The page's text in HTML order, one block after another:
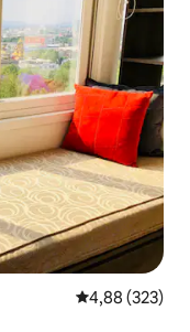
Évaluation
4,88 (323)